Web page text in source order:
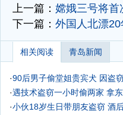
上一篇： 嫦娥三号将首
下一篇： 外国人北漂
相关阅读 青岛新闻
·90后男子偷堂姐贵宾犬 因盗
·遇技术盗窃一小时偷两家 拿
·小伙18岁生日带朋友盗窃 酒